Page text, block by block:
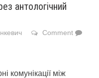
антологічний
Comment
комунікації між